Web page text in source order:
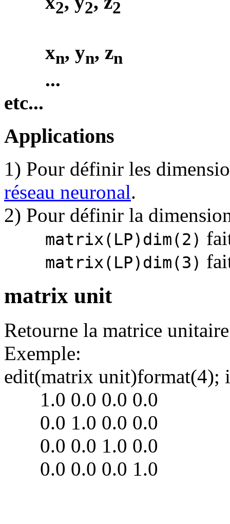
2 2 2
xn, yn, zn
...
etc...
Applications
1) Pour définir les
réseau neuronal.
2) Pour définir la
matrix(LP)dim(2)
matrix(LP)dim(3)
matrix unit
Retourne la matrice
Exemple:
edit(matrix unit)format(4);
1.0 0.0 0.0 0.0
0.0 1.0 0.0 0.0
0.0 0.0 1.0 0.0
0.0 0.0 0.0 1.0